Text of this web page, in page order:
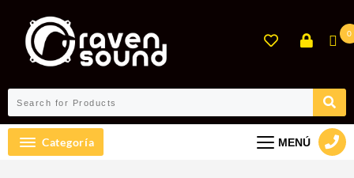
contenido
0
Categoría MENÚ